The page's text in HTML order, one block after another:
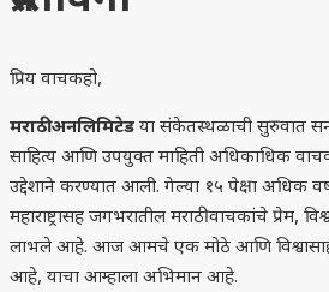
प्रिय वाचकहो,
मराठी अनलिमिटेड या संकेतस्थळाची सुरुवात सन
साहित्य आणि उपयुक्त माहिती अधिकाधिक
उद्देशाने करण्यात आली. गेल्या १५ पेक्षा अधिक
महाराष्ट्रासह जगभरातील मराठी वाचकांचे
लाभले आहे. आज आमचे एक मोठे आणि
आहे, याचा आम्हाला अभिमान आहे.